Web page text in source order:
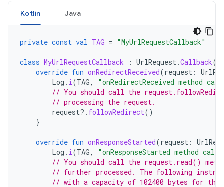
Kotlin Java
private const val TAG = "MyUrlRequestCallback"
class MyUrlRequestCallback : UrlRequest.Callback()
override fun onRedirectReceived(request :
Log . i(TAG,
"onRedirectReceived method
// You should call the
// processing the request.
request?. followRedirect()
}
override fun onResponseStarted(request :
Log . i(TAG,
"onResponseStarted method
// You should call the request.read()
// further processed. The following
// with a capacity of 102400 bytes for the